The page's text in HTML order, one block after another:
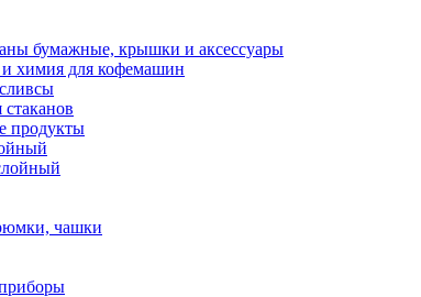
бумажные, крышки и аксессуары
химия для кофемашин
продукты
чашки